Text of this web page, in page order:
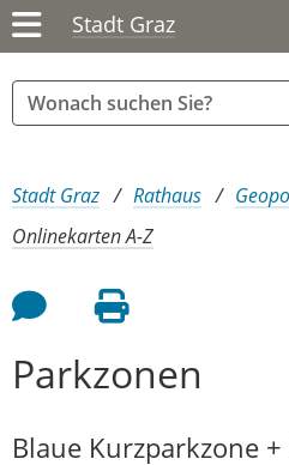
Stadt Graz
Sie sind hier:
Stadt Graz Rathaus
Onlinekarten A-Z
Feedback an Autor
Seite drucken
Parkzonen
Blaue Kurzparkzone